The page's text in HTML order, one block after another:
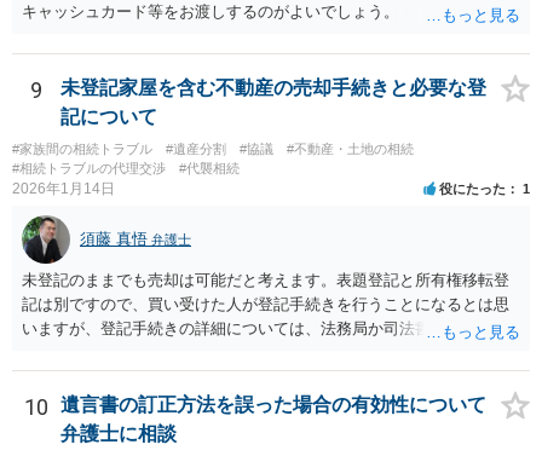
キャッシュカード等をお渡しするのがよいでしょう。
9
未登記家屋を含む不動産の売却手続きと必要な登
記について
#家族間の相続トラブル #遺産分割 #協議
#不動産・土地の相続
#相続トラブルの代理交渉
#代襲相続
2026年1月14日 役にたった 1
須藤 真悟 弁護士
未登記のままでも売却は可能だと考えます。表題登記と所有権移転登
記は別ですので、買い受けた人が登記手続きを行うことになるとは思
いますが、登記手続きの詳細については、法務局か司法書士に確認す
10
遺言書の訂正方法を誤った場合の有効性について
弁護士に相談